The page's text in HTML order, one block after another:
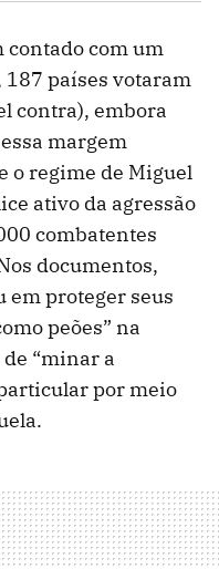
contado com um
187 países votaram
contra), embora
margem
o regime de Miguel
ativo da agressão
combatentes
documentos,
em proteger seus
peões” na
“minar a
por meio